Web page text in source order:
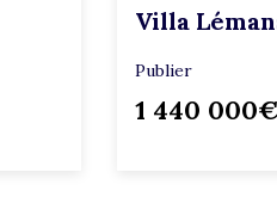
Villa
Publier
1 440 000€